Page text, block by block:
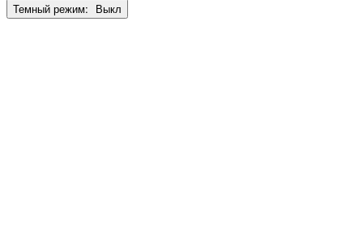
Темный режим: